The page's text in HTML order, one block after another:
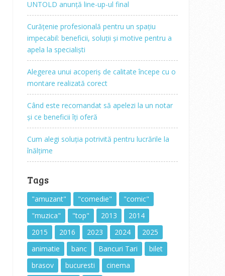
UNTOLD anunță line-up-ul final
Curățenie profesională pentru un spațiu
impecabil: beneficii, soluții și motive pentru a
apela la specialiști
Alegerea unui acoperiș de calitate începe cu o
montare realizată corect
Când este recomandat să apelezi la un notar
și ce beneficii îți oferă
Cum alegi soluția potrivită pentru lucrările la
înălțime
Tags
"amuzant" "comedie"
"comic"
"muzica"
"top" 2013
2014
2015
2016 2023 2024
2025
animatie
banc Bancuri Tari
bilet
brasov
bucuresti
cinema